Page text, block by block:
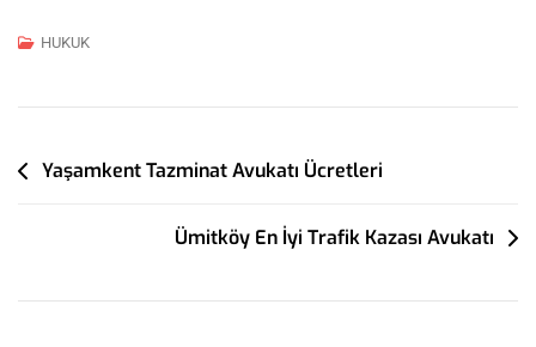
HUKUK
YazıYaşamkent Tazminat Avukatı Ücretleri
Ümitköy En İyi Trafik Kazası Avukatı